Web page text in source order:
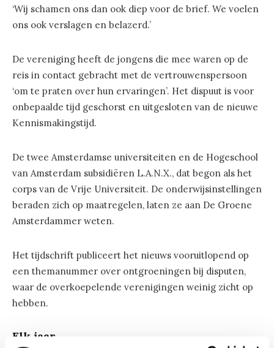
‘Wij schamen ons dan ook diep voor de brief. We voelen
ons ook verslagen en belazerd.’
De vereniging heeft de jongens die mee waren op de
reis in contact gebracht met de vertrouwenspersoon
‘om te praten over hun ervaringen’. Het dispuut is voor
onbepaalde tijd geschorst en uitgesloten van de nieuwe
Kennismakingstijd.
De twee Amsterdamse universiteiten en de Hogeschool
van Amsterdam subsidiëren L.A.N.X., dat begon als het
corps van de Vrije Universiteit. De onderwijsinstellingen
beraden zich op maatregelen, laten ze aan De Groene
Amsterdammer weten.
Het tijdschrift publiceert het nieuws vooruitlopend op
een themanummer over ontgroeningen bij disputen,
waar de overkoepelende verenigingen weinig zicht op
hebben.
Elk jaar